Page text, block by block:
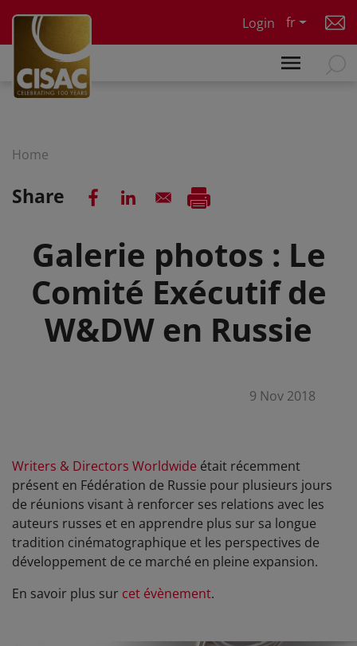
Login
fr
Home
Share
Galerie photos : Le
Comité Exécutif de
W&DW en Russie
9 Nov 2018
Writers & Directors Worldwide était récemment
présent en Fédération de Russie pour plusieurs jours
de réunions visant à renforcer ses relations avec les
auteurs russes et en apprendre plus sur sa longue
tradition cinématographique et les perspectives de
développement de ce marché en pleine expansion.
En savoir plus sur cet évènement.